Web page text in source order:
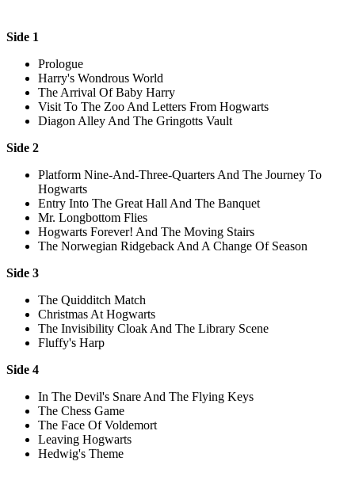
Side 1
Prologue
Harry's Wondrous World
The Arrival Of Baby Harry
Visit To The Zoo And Letters From Hogwarts
Diagon Alley And The Gringotts Vault
Side 2
Platform Nine-And-Three-Quarters And The Journey To
Hogwarts
Entry Into The Great Hall And The Banquet
Mr. Longbottom Flies
Hogwarts Forever! And The Moving Stairs
The Norwegian Ridgeback And A Change Of Season
Side 3
The Quidditch Match
Christmas At Hogwarts
The Invisibility Cloak And The Library Scene
Fluffy's Harp
Side 4
In The Devil's Snare And The Flying Keys
The Chess Game
The Face Of Voldemort
Leaving Hogwarts
Hedwig's Theme